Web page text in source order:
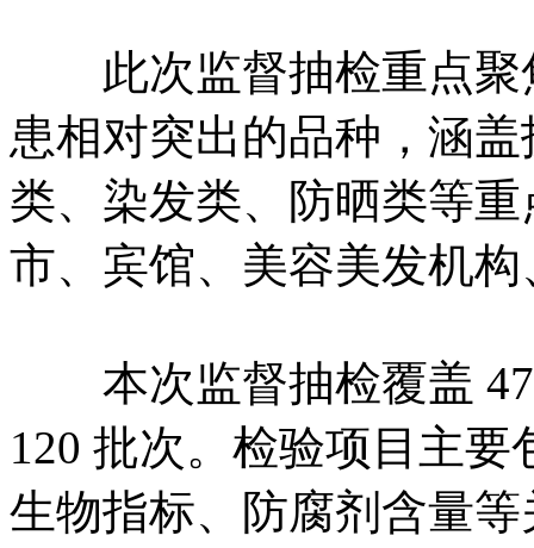
此次监督抽检重点聚
患相对突出的品种，涵
类、染发类、防晒类等
市、宾馆、美容美发机
本次监督抽检覆盖 47
120 批次。检验项目主
生物指标、防腐剂含量